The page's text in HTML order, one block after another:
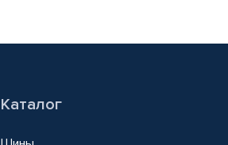
Каталог